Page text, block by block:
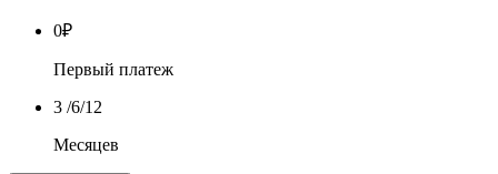
0₽
Первый платеж
3 /6/12
Месяцев